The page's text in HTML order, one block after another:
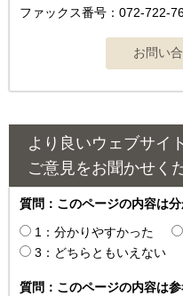
ファックス番号：072-722-
より良いウェブサイ
ご意見をお聞かせく
質問：このページの内容は
1：分かりやすかった
3：どちらともいえない
質問：このページの内容は